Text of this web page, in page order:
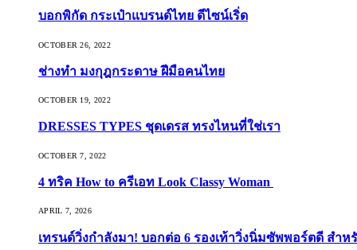
บอกพิกัด กระเป๋าแบรนด์ไทย ดีไซน์เริ่ด
OCTOBER 26, 2022
ช่างทำ มงกุฎกระดาษ ฝีมือคนไทย
OCTOBER 19, 2022
DRESSES TYPES ชุดเดรส ทรงไหนที่ใช่เรา
OCTOBER 7, 2022
4 ทริค How to ครีเอท Look Classy Woman
APRIL 7, 2026
เทรนด์วิ่งกำลังมา! บอกต่อ 6 รองเท้าวิ่งนิ่มซัพพอร์ตดี สำห